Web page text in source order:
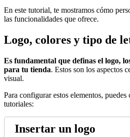
En este tutorial, te mostramos cómo
las funcionalidades que ofrece.
Logo, colores y tipo de
Es fundamental que definas el logo,
para tu tienda. Estos son los aspectos
visual.
Para configurar estos elementos,
tutoriales:
Insertar un logo